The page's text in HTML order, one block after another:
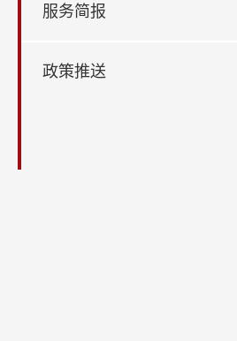
服务简报
政策推送